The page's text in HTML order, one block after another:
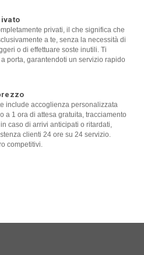
privati, il che significa che
a te, senza la necessità di
o di effettuare soste inutili. Ti
porta, garantendoti un servizio rapido
include accoglienza personalizzata
a 1 ora di attesa gratuita, tracciamento
caso di arrivi anticipati o ritardati,
clienti 24 ore su 24 servizio.
competitivi.